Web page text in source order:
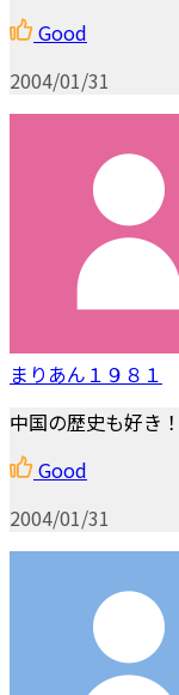
Good
2004/01/31
まりあん１９８１
中国の歴史も好き！
Good
2004/01/31